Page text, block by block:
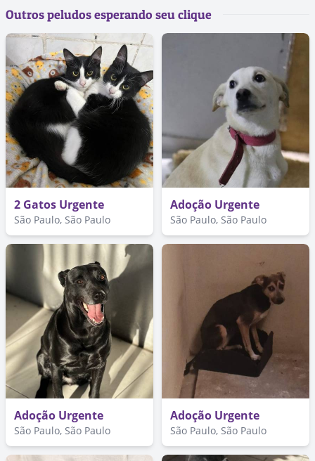
Outros peludos esperando seu clique
2 Gatos Urgente
São Paulo, São Paulo
Adoção Urgente
São Paulo, São Paulo
Adoção Urgente
São Paulo, São Paulo
Adoção Urgente
São Paulo, São Paulo